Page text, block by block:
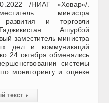
/НИАТ «Ховар»/.
министра
развития и торговли
Ашурбой
заместитель министра
дел и коммуникаций
24 октября обменялись
системы
мониторингу и оценке
текст ▸